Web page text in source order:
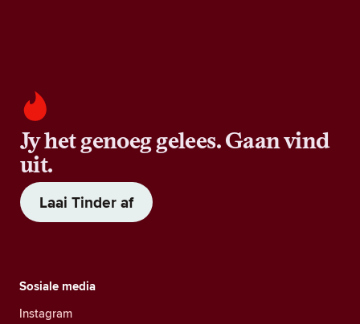
Jy het genoeg gelees. Gaan vind
uit.
Laai Tinder af
Sosiale media
Instagram